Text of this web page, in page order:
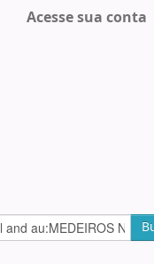
Acesse sua conta